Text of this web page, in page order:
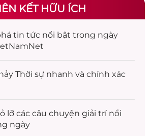
KẾT HỮU ÍCH
tin tức nổi bật trong ngày
Thời sự nhanh và chính xác
lỡ các câu chuyện giải trínổi
ngày